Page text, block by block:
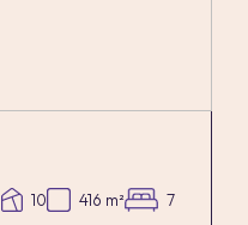
10 416 m² 7